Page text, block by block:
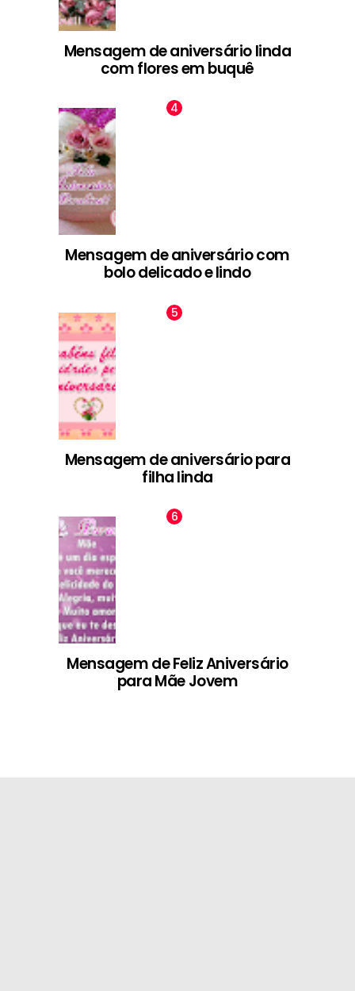
Mensagem de aniversário linda
com flores em buquê
Mensagem de aniversário com
bolo delicado e lindo
Mensagem de aniversário para
filha linda
Mensagem de Feliz Aniversário
para Mãe Jovem